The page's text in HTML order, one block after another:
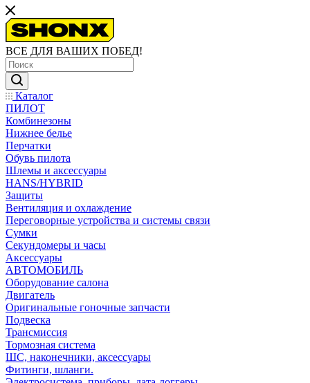
ВСЕ ДЛЯ ВАШИХ ПОБЕД!
Каталог
ПИЛОТ
Комбинезоны
Нижнее белье
Перчатки
Обувь пилота
Шлемы и аксессуары
HANS/HYBRID
Защиты
Вентиляция и охлаждение
Переговорные устройства и системы связи
Сумки
Секундомеры и часы
Аксессуары
АВТОМОБИЛЬ
Оборудование салона
Двигатель
Оригинальные гоночные запчасти
Подвеска
Трансмиссия
Тормозная система
ШС, наконечники, аксессуары
Фитинги, шланги.